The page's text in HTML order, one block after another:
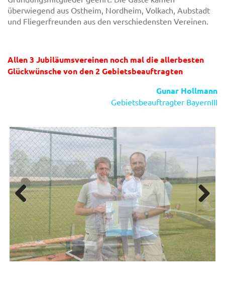
überwiegend aus Ostheim, Nordheim, Volkach, Aubstadt
und Fliegerfreunden aus den verschiedensten Vereinen.
Allen 3 Jubiläumsvereinen noch mal die allerbesten
Glückwünsche von den 2 Gebietsbeauftragten
Gunar Hollmann
Gebietsbeauftragter BayernIII
Previous Next